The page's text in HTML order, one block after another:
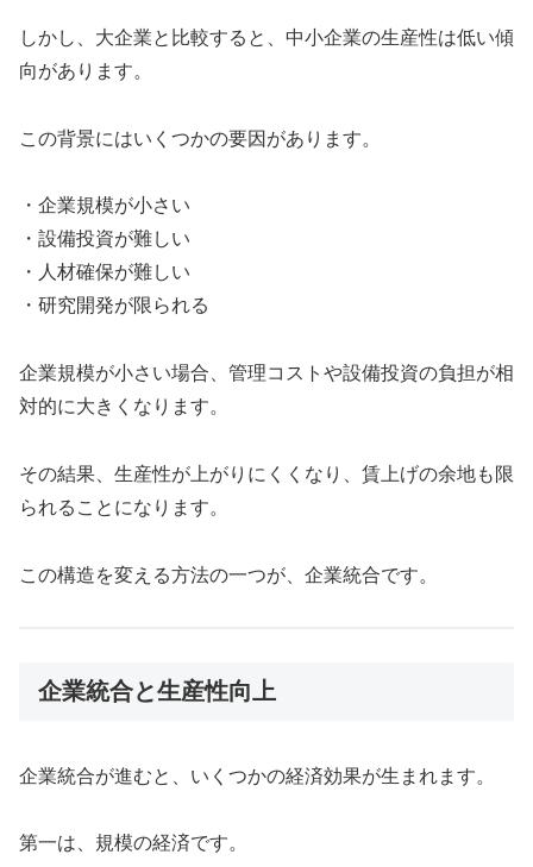
しかし、大企業と比較すると、中小企業の生産性は低い傾
向があります。
この背景にはいくつかの要因があります。
・企業規模が小さい
・設備投資が難しい
・人材確保が難しい
・研究開発が限られる
企業規模が小さい場合、管理コストや設備投資の負担が相
対的に大きくなります。
その結果、生産性が上がりにくくなり、賃上げの余地も限
られることになります。
この構造を変える方法の一つが、企業統合です。
企業統合と生産性向上
企業統合が進むと、いくつかの経済効果が生まれます。
第一は、規模の経済です。